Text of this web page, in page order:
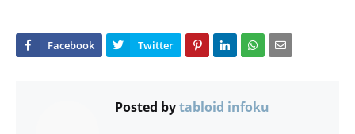
Posted bytabloid infoku